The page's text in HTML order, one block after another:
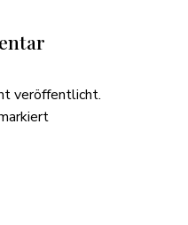
veröffentlicht.